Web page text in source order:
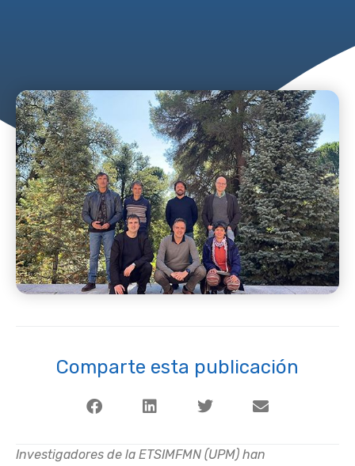
Comparte esta publicación
Investigadores de la ETSIMFMN (UPM) han